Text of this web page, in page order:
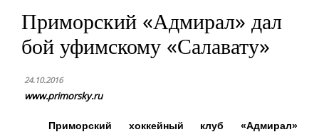
Приморский «Адмирал» дал
бой уфимскому «Салавату»
24.10.2016
www.primorsky.ru
Приморский хоккейный клуб «Адмирал»